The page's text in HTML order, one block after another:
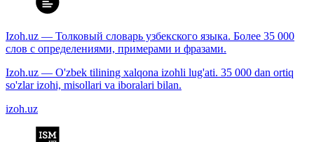
Izoh.uz — Толковый словарь узбекского языка. Более 35 000
слов с определениями, примерами и фразами.
Izoh.uz — O'zbek tilining xalqona izohli lug'ati. 35 000 dan ortiq
so'zlar izohi, misollari va iboralari bilan.
izoh.uz